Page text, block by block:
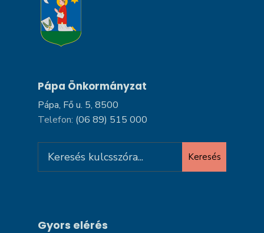
Pápa Önkormányzat
Pápa, Fő u. 5, 8500
Telefon: (06 89) 515 000
for:
Keresés
Gyors elérés